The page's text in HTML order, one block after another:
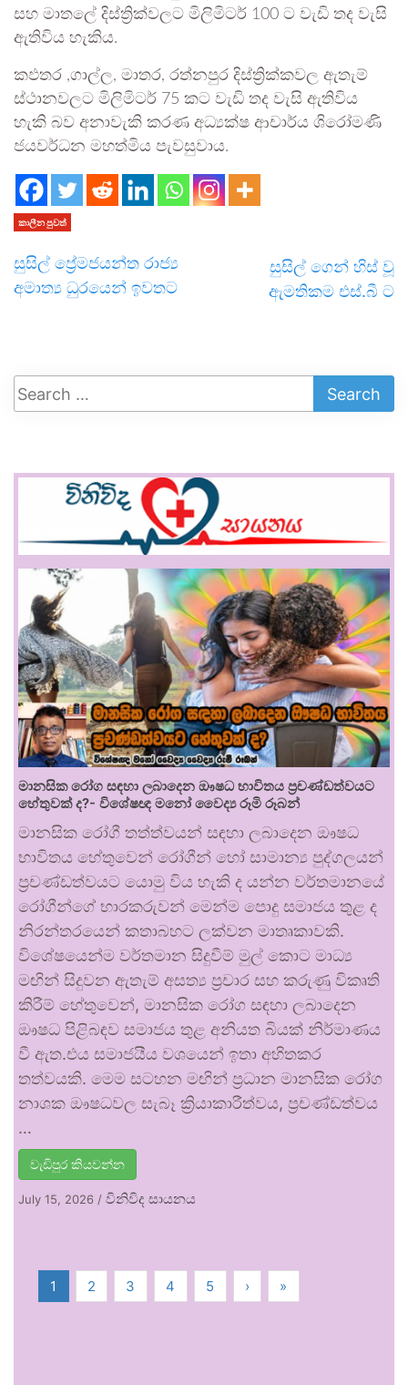
සහ මාතලේ දිස්ත්‍රික්වලට මිලිමිටර් 100 ට වැඩි තද වැසි
ඇතිවිය හැකිය.
කඵතර ,ගාල්ල, මාතර, රත්නපුර දිස්ත්‍රික්කවල ඇතැම්
ස්ථානවලට මිලිමිටර් 75 කට වැඩි තද වැසි ඇතිවිය
හැකි බව අනාවැකි කරණ අධ්‍යක්ෂ ආචාර්ය ශිරෝමණි
ජයවර්ධන මහත්මිය පැවසුවාය.
කාලීන පුවත්
සුසිල් ප්‍රේමජයන්ත රාජ්‍ය
අමාත්‍ය ධුරයෙන් ඉවතට
සුසිල් ගෙන් හිස් වූ
ඇමතිකම එස්.බී ට
මානසික රෝග සඳහා ලබාදෙන ඖෂධ භාවිතය ප්‍රචණ්ඩත්වයට
හේතුවක් ද?- විශේෂඥ මනෝ වෛද්‍ය රූමි රූබන්
මානසික රෝගී තත්ත්වයන් සඳහා ලබාදෙන ඖෂධ
භාවිතය හේතුවෙන් රෝගීන් හෝ සාමාන්‍ය පුද්ගලයන්
ප්‍රචණ්ඩත්වයට යොමු විය හැකි ද යන්න වර්තමානයේ
රෝගීන්ගේ භාරකරුවන් මෙන්ම පොදු සමාජය තුළ ද
නිරන්තරයෙන් කතාබහට ලක්වන මාතෘකාවකි.
විශේෂයෙන්ම වර්තමාන සිදුවීම් මුල් කොට මාධ්‍ය
මඟින් සිදුවන ඇතැම් අසත්‍ය ප්‍රචාර සහ කරුණු විකෘති
කිරීම් හේතුවෙන්, මානසික රෝග සඳහා ලබාදෙන
ඖෂධ පිළිබඳව සමාජය තුළ අනියත බියක් නිර්මාණය
වී ඇත.එය සමාජයීය වශයෙන් ඉතා අහිතකර
තත්වයකි. මෙම සටහන මඟින් ප්‍රධාන මානසික රෝග
නාශක ඖෂධවල සැබෑ ක්‍රියාකාරීත්වය, ප්‍රචණ්ඩත්වය
…
වැඩිපුර කියවන්න
July 15, 2026 / විනිවිද සායනය
1 2 3 4 5 › »